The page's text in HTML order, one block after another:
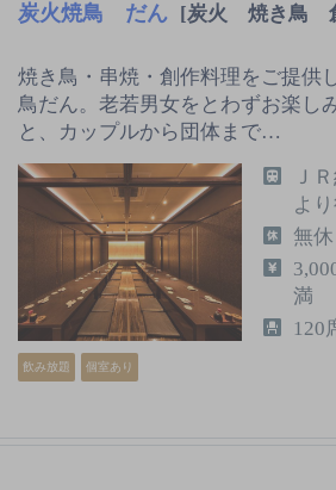
炭火焼鳥 だん [炭火 焼き鳥
焼き鳥・串焼・創作料理をご提供
鳥だん。老若男女をとわずお楽し
と、カップルから団体まで…
飲み放題 個室あり
Ｊ
よ
無休
満
120